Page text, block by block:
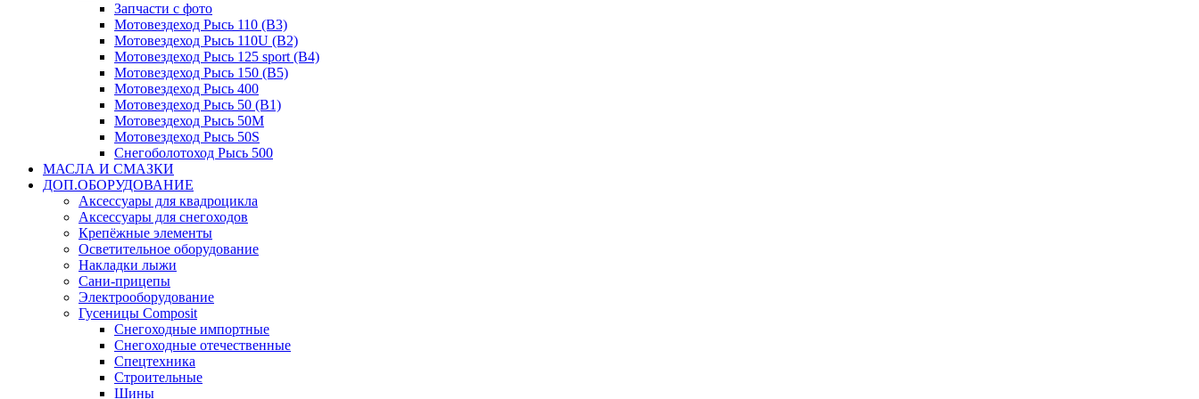
Запчасти с фото
Мотовездеход Рысь 110 (B3)
Мотовездеход Рысь 110U (B2)
Мотовездеход Рысь 125 sport (B4)
Мотовездеход Рысь 150 (B5)
Мотовездеход Рысь 400
Мотовездеход Рысь 50 (B1)
Мотовездеход Рысь 50M
Мотовездеход Рысь 50S
Снегоболотоход Рысь 500
МАСЛА И СМАЗКИ
ДОП.ОБОРУДОВАНИЕ
Аксессуары для квадроцикла
Аксессуары для снегоходов
Крепёжные элементы
Осветительное оборудование
Накладки лыжи
Сани-прицепы
Электрооборудование
Гусеницы Composit
Снегоходные импортные
Снегоходные отечественные
Спецтехника
Строительные
Шины